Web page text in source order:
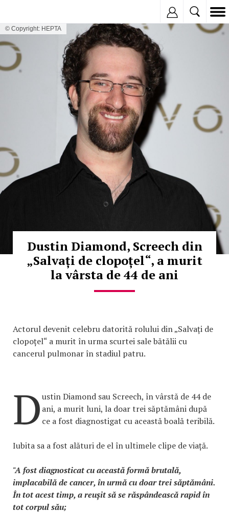
© Copyright: HEPTA
Dustin Diamond, Screech din
„Salvați de clopoțel“, a murit
la vârsta de 44 de ani
Actorul devenit celebru datorită rolului din „Salvați de
clopoțel“ a murit în urma scurtei sale bătălii cu
cancerul pulmonar în stadiul patru.
Dustin Diamond sau Screech, în vârstă de 44 de
ani, a murit luni, la doar trei săptămâni după
ce a fost diagnostigat cu această boală teribilă.
Iubita sa a fost alături de el în ultimele clipe de viață.
"A fost diagnosticat cu această formă brutală,
implacabilă de cancer, în urmă cu doar trei săptămâni.
În tot acest timp, a reușit să se răspândească rapid în
tot corpul său;